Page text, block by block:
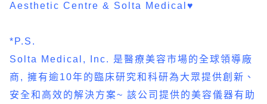
Aesthetic Centre & Solta Medical ♥
*P.S.
Solta Medical, Inc. 是醫療美容市場的全球領導廠
商, 擁有逾10年的臨床研究和科研為大眾提供創新、
安全和高效的解決方案~ 該公司提供的美容儀器有助